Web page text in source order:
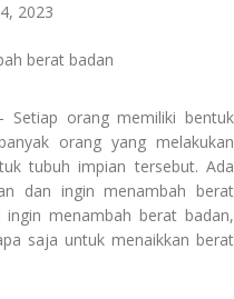
2023
Setiap orang memiliki bentuk
orang yang melakukan
tubuh impian tersebut. Ada
dan ingin menambah berat
menambah berat badan,
saja untuk menaikkan berat